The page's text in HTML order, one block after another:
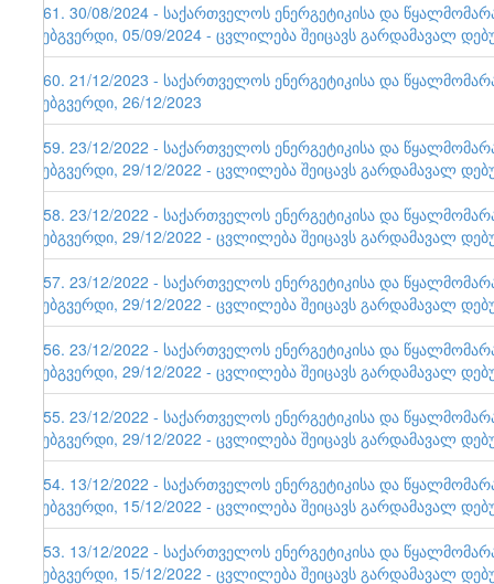
161. 30/08/2024 - საქართველოს ენერგეტიკისა და
ვებგვერდი, 05/09/2024 - ცვლილება შეიცავს გარდამავალ
160. 21/12/2023 - საქართველოს ენერგეტიკისა და
ვებგვერდი, 26/12/2023
159. 23/12/2022 - საქართველოს ენერგეტიკისა და
ვებგვერდი, 29/12/2022 - ცვლილება შეიცავს გარდამავალ
158. 23/12/2022 - საქართველოს ენერგეტიკისა და
ვებგვერდი, 29/12/2022 - ცვლილება შეიცავს გარდამავალ
157. 23/12/2022 - საქართველოს ენერგეტიკისა და
ვებგვერდი, 29/12/2022 - ცვლილება შეიცავს გარდამავალ
156. 23/12/2022 - საქართველოს ენერგეტიკისა და
ვებგვერდი, 29/12/2022 - ცვლილება შეიცავს გარდამავალ
155. 23/12/2022 - საქართველოს ენერგეტიკისა და
ვებგვერდი, 29/12/2022 - ცვლილება შეიცავს გარდამავალ
154. 13/12/2022 - საქართველოს ენერგეტიკისა და
ვებგვერდი, 15/12/2022 - ცვლილება შეიცავს გარდამავალ
153. 13/12/2022 - საქართველოს ენერგეტიკისა და
ვებგვერდი, 15/12/2022 - ცვლილება შეიცავს გარდამავალ